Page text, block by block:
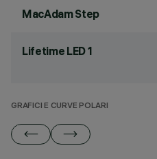
MacAdam Step
Lifetime LED 1
GRAFICI E CURVE POLARI